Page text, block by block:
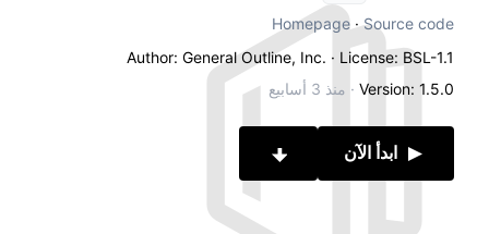
Homepage ·Source code
Author: General Outline, Inc. · License: BSL-1.1
Version: 1.5.0
· منذ 3 أسابيع
ابدأ الآن